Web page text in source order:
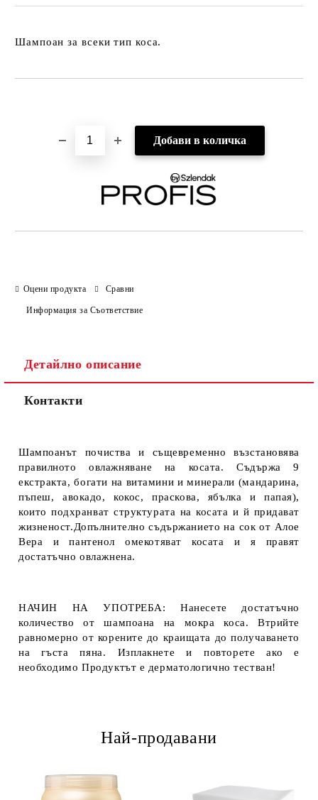
Шампоан за всеки тип коса.
Оцени продукта Сравни
Информация за Съответствие
Детайлно описание
Контакти
Шампоанът почиства и същевременно възстановява
правилното овлажняване на косата. Съдържа 9
екстракта, богати на витамини и минерали (мандарина,
пъпеш, авокадо, кокос, праскова, ябълка и папая),
които подхранват структурата на косата и й придават
жизненост.Допълнително съдържанието на сок от Алое
Вера и пантенол омекотяват косата и я правят
достатъчно овлажнена.
НАЧИН НА УПОТРЕБА: Нанесете достатъчно
количество от шампоана на мокра коса. Втрийте
равномерно от корените до краищата до получаването
на гъста пяна. Изплакнете и повторете ако е
необходимо Продуктът е дерматологично тестван!
Най-продавани